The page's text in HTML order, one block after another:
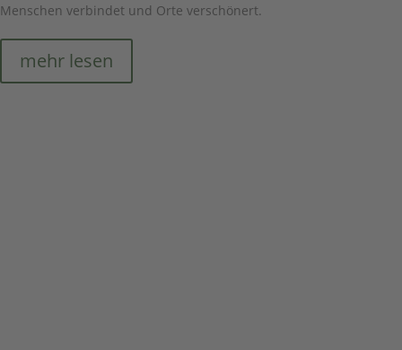
Menschen verbindet und Orte verschönert.
mehr lesen